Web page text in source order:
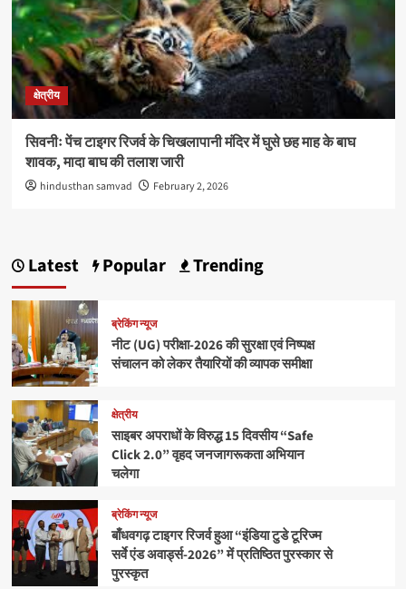
क्षेत्रीय
सिवनीः पेंच टाइगर रिजर्व के चिखलापानी मंदिर में घुसे छह माह के बाघ
शावक, मादा बाघ की तलाश जारी
hindusthan samvad February 2, 2026
Latest Popular Trending
ब्रेकिंग न्यूज
नीट (UG) परीक्षा-2026 की सुरक्षा एवं निष्पक्ष
संचालन को लेकर तैयारियों की व्यापक समीक्षा
क्षेत्रीय
साइबर अपराधों के विरुद्ध 15 दिवसीय “Safe
Click 2.0” वृहद जनजागरूकता अभियान
चलेगा
ब्रेकिंग न्यूज
बाँधवगढ़ टाइगर रिजर्व हुआ “इंडिया टुडे टूरिज्म
सर्वे एंड अवार्ड्स-2026” में प्रतिष्ठित पुरस्कार से
पुरस्कृत